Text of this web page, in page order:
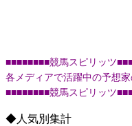
■■■■■■■■競馬スピリッツ■■
各メディアで活躍中の予想
■■■■■■■■競馬スピリッツ■■
◆人気別集計